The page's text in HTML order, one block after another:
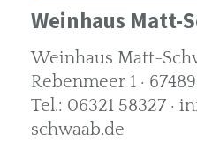
Weinhaus Matt-
Weinhaus Matt-
Rebenmeer 1 ·
Tel.: 06321 58327 ·
schwaab.de